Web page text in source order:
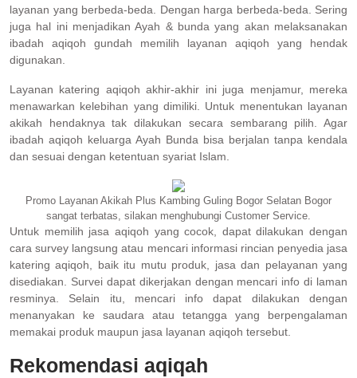
layanan yang berbeda-beda. Dengan harga berbeda-beda. Sering
juga hal ini menjadikan Ayah & bunda yang akan melaksanakan
ibadah aqiqoh gundah memilih layanan aqiqoh yang hendak
digunakan.
Layanan katering aqiqoh akhir-akhir ini juga menjamur, mereka
menawarkan kelebihan yang dimiliki. Untuk menentukan layanan
akikah hendaknya tak dilakukan secara sembarang pilih. Agar
ibadah aqiqoh keluarga Ayah Bunda bisa berjalan tanpa kendala
dan sesuai dengan ketentuan syariat Islam.
Promo Layanan Akikah Plus Kambing Guling Bogor Selatan Bogor
sangat terbatas, silakan menghubungi Customer Service.
Untuk memilih jasa aqiqoh yang cocok, dapat dilakukan dengan
cara survey langsung atau mencari informasi rincian penyedia jasa
katering aqiqoh, baik itu mutu produk, jasa dan pelayanan yang
disediakan. Survei dapat dikerjakan dengan mencari info di laman
resminya. Selain itu, mencari info dapat dilakukan dengan
menanyakan ke saudara atau tetangga yang berpengalaman
memakai produk maupun jasa layanan aqiqoh tersebut.
Rekomendasi aqiqah